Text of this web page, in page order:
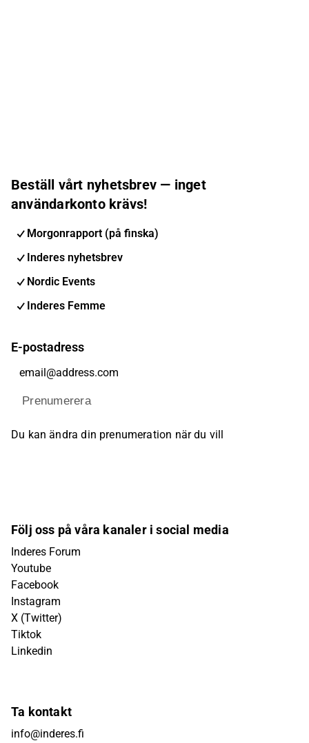
Beställ vårt nyhetsbrev — inget
användarkonto krävs!
Morgonrapport (på finska)
Inderes nyhetsbrev
Nordic Events
Inderes Femme
E-postadress
Prenumerera
Du kan ändra din prenumeration när du vill
Följ oss på våra kanaler i social media
Inderes Forum
Youtube
Facebook
Instagram
X (Twitter)
Tiktok
Linkedin
Ta kontakt
info@inderes.fi